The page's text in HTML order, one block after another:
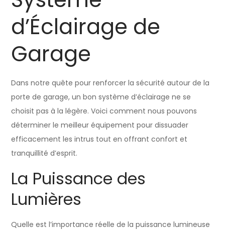
d’Éclairage de
Garage
Dans notre quête pour renforcer la sécurité autour de la
porte de garage, un bon système d’éclairage ne se
choisit pas à la légère. Voici comment nous pouvons
déterminer le meilleur équipement pour dissuader
efficacement les intrus tout en offrant confort et
tranquillité d’esprit.
La Puissance des
Lumières
Quelle est l’importance réelle de la puissance lumineuse